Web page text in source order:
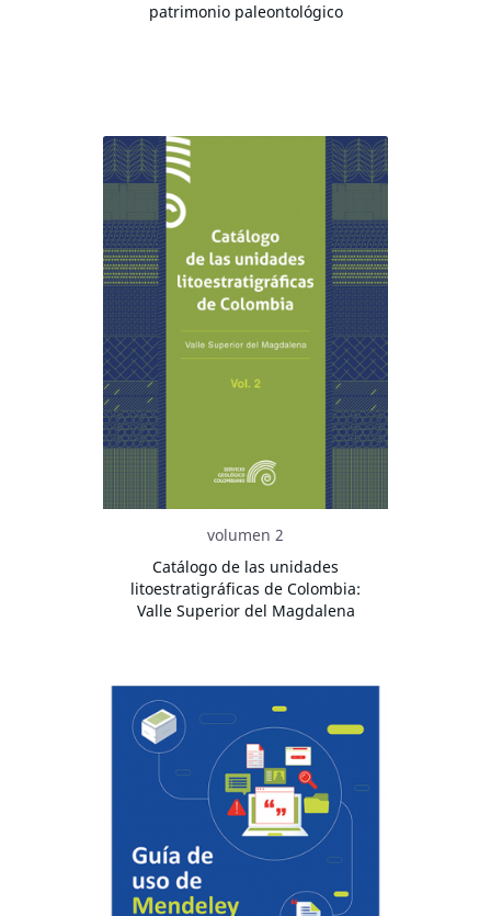
patrimonio paleontológico
volumen 2
Catálogo de las unidades
litoestratigráficas de Colombia:
Valle Superior del Magdalena